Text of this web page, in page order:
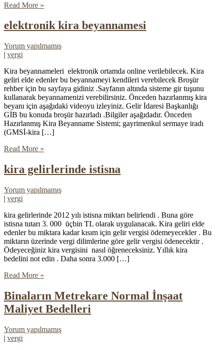
Read More »
elektronik kira beyannamesi
Yorum yapılmamış
| vergi
Kira beyannameleri elektronik ortamda online verilebilecek. Kira
geliri elde edenler bu beyannameyi kendileri verebilecek Broşür
rehber için bu sayfaya gidiniz .Sayfanın altında sisteme gir tuşunu
kullanarak beyannamenizi verebilirsiniz. Önceden hazırlanmış kira
beyanı için aşağıdaki videoyu izleyiniz. Gelir İdaresi Başkanlığı
GİB bu konuda broşür hazırladı .Bilgiler aşağıdadır. Önceden
Hazırlanmış Kira Beyanname Sistemi; gayrimenkul sermaye iradı
(GMSİ-kira […]
Read More »
kira gelirlerinde istisna
Yorum yapılmamış
| vergi
kira gelirlerinde 2012 yılı istisna miktarı belirlendi . Buna göre
istisna tutarı 3. 000 üçbin TL olarak uygulanacak. Kira geliri elde
edenler bu miktara kadar kısım için gelir vergisi ödemeyecekler . Bu
miktarın üzerinde vergi dilimlerine göre gelir vergisi ödenecektir .
Ödeyeceğiniz kira vergisini nasıl öğreneceksiniz. Yıllık kira
bedelini not edin . Daha sonra 3.000 […]
Read More »
Binaların Metrekare Normal İnşaat
Maliyet Bedelleri
Yorum yapılmamış
| vergi